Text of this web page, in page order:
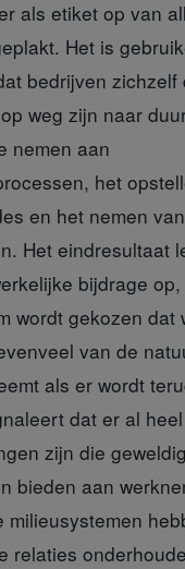
als etiket op van
Het is
bedrijven zichzelf
weg zijn naar
nemen aan
het
en het nemen van
Het eindresultaat
bijdrage
wordt gekozen dat
van de
als er wordt
dat er al
zijn die
bieden aan
milieusystemen
relaties